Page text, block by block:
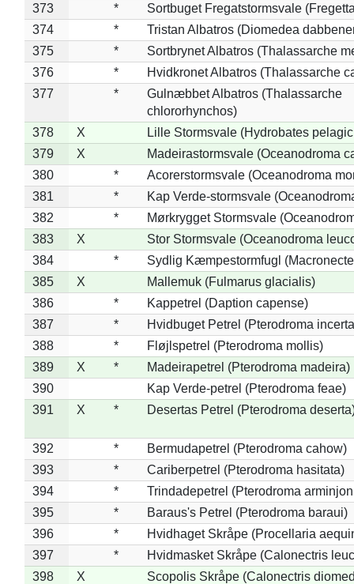
373
*
Sortbuget Fregatstormsvale
374
*
Tristan Albatros (Diomedea
375
*
Sortbrynet Albatros (Thalassarche
376
*
Hvidkronet Albatros (Thalassarche
377
*
Gulnæbbet Albatros (Thalassarche
chlororhynchos)
378
X
Lille Stormsvale (Hydrobates
379
X
Madeirastormsvale (Oceanodroma
380
*
Acorerstormsvale (Oceanodroma
381
*
Kap Verde-stormsvale
382
*
Mørkrygget Stormsvale
383
X
Stor Stormsvale (Oceanodroma
384
*
Sydlig Kæmpestormfugl
385
X
Mallemuk (Fulmarus glacialis)
386
*
Kappetrel (Daption capense)
387
*
Hvidbuget Petrel (Pterodroma
388
*
Fløjlspetrel (Pterodroma mollis)
389
X *
Madeirapetrel (Pterodroma madeira)
390
Kap Verde-petrel (Pterodroma feae)
391
X * Desertas Petrel (Pterodroma
392 *
Bermudapetrel (Pterodroma cahow)
393
*
Cariberpetrel (Pterodroma hasitata)
394
*
Trindadepetrel (Pterodroma
395
*
Baraus's Petrel (Pterodroma baraui)
396
*
Hvidhaget Skråpe (Procellaria
397
*
Hvidmasket Skråpe (Calonectris
398
X
Scopolis Skråpe (Calonectris